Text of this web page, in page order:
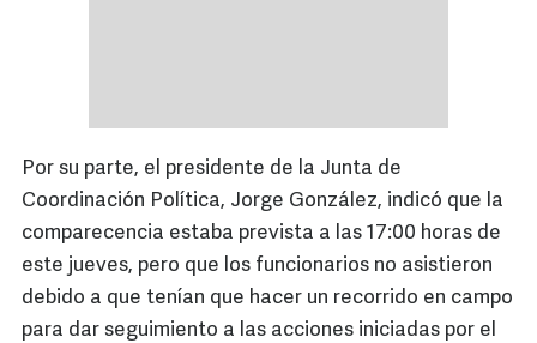
Por su parte, el presidente de la Junta de
Coordinación Política, Jorge González, indicó que la
comparecencia estaba prevista a las 17:00 horas de
este jueves, pero que los funcionarios no asistieron
debido a que tenían que hacer un recorrido en campo
para dar seguimiento a las acciones iniciadas por el